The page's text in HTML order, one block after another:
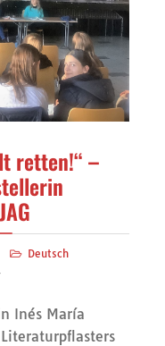
retten!“ –
Deutsch
Inés María